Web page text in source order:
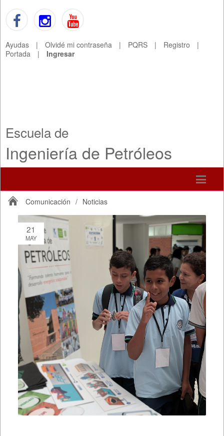
Ayudas | Olvidé mi contraseña | PQRS | Registro
|
Portada
| Ingresar
Escuela de
Ingeniería de Petróleos
Comunicación / Noticias